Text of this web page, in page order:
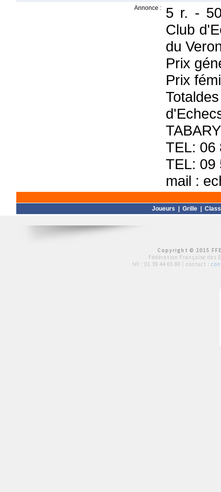
Annonce :
5 r. -
Club
du
Prix
Prix
TEL: 06
TEL: 09
mail :
Joueurs Grille
Copyright © 2015
Fédération Française des
tél : 01 39 44 65 80 | contact :